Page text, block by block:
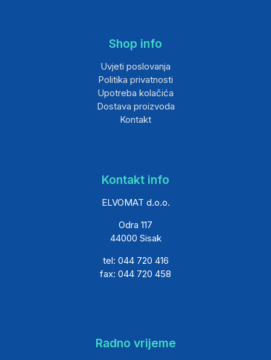
Shop info
Uvjeti poslovanja
Politika privatnosti
Upotreba kolačića
Dostava proizvoda
Kontakt
Kontakt info
ELVOMAT d.o.o.
Odra 117
44000 Sisak
tel: 044 720 416
fax: 044 720 458
Radno vrijeme